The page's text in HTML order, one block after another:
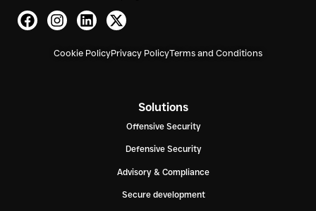
Cookie PolicyPrivacy PolicyTerms and Conditions
Solutions
Offensive Security
Defensive Security
Advisory & Compliance
Secure development